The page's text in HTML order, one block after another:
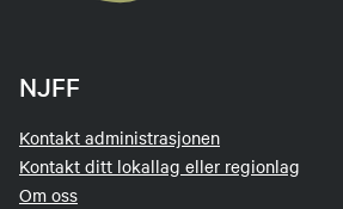
NJFF
Kontakt administrasjonen
Kontakt ditt lokallag eller regionlag
Om oss